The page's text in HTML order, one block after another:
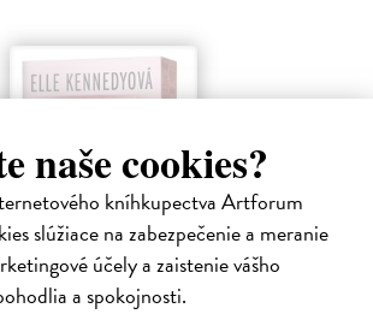
naše cookies?
kníhkupectva Artforum
slúžiace na zabezpečenie a meranie
účely a zaistenie vášho
a spokojnosti.